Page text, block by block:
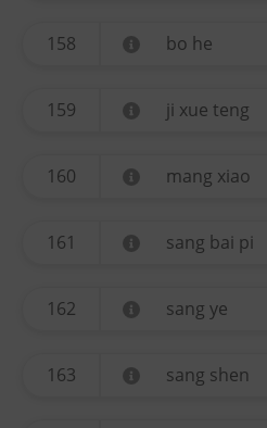
158 bo he
159 ji xue teng
160 mang xiao
161 sang bai pi
162 sang ye
163 sang shen